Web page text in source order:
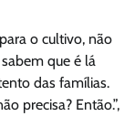
o cultivo, não
que é lá
das famílias.
precisa? Então.”,